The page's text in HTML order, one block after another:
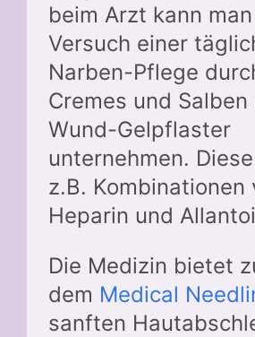
beim Arzt kann
Versuch einer
Narben-Pflege
Cremes und Salben
Wund-Gelpflaster
unternehmen.
z.B. Kombinationen
Heparin und
Die Medizin bietet
dem Medical
sanften